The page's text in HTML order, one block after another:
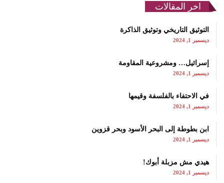
اخر المقالات
التوثيق التاريخي وتوثيق الذاكرة
ديسمبر 1, 2024
إسرائيل… ومشروعية المقاومة
ديسمبر 1, 2024
في الاحتفاء بالفلسفة وقيمها
ديسمبر 1, 2024
ابن بطوطة إلى البحر الأسود وبحر قزوين
ديسمبر 1, 2024
هيدي مش مزبلة أبوك!
ديسمبر 1, 2024